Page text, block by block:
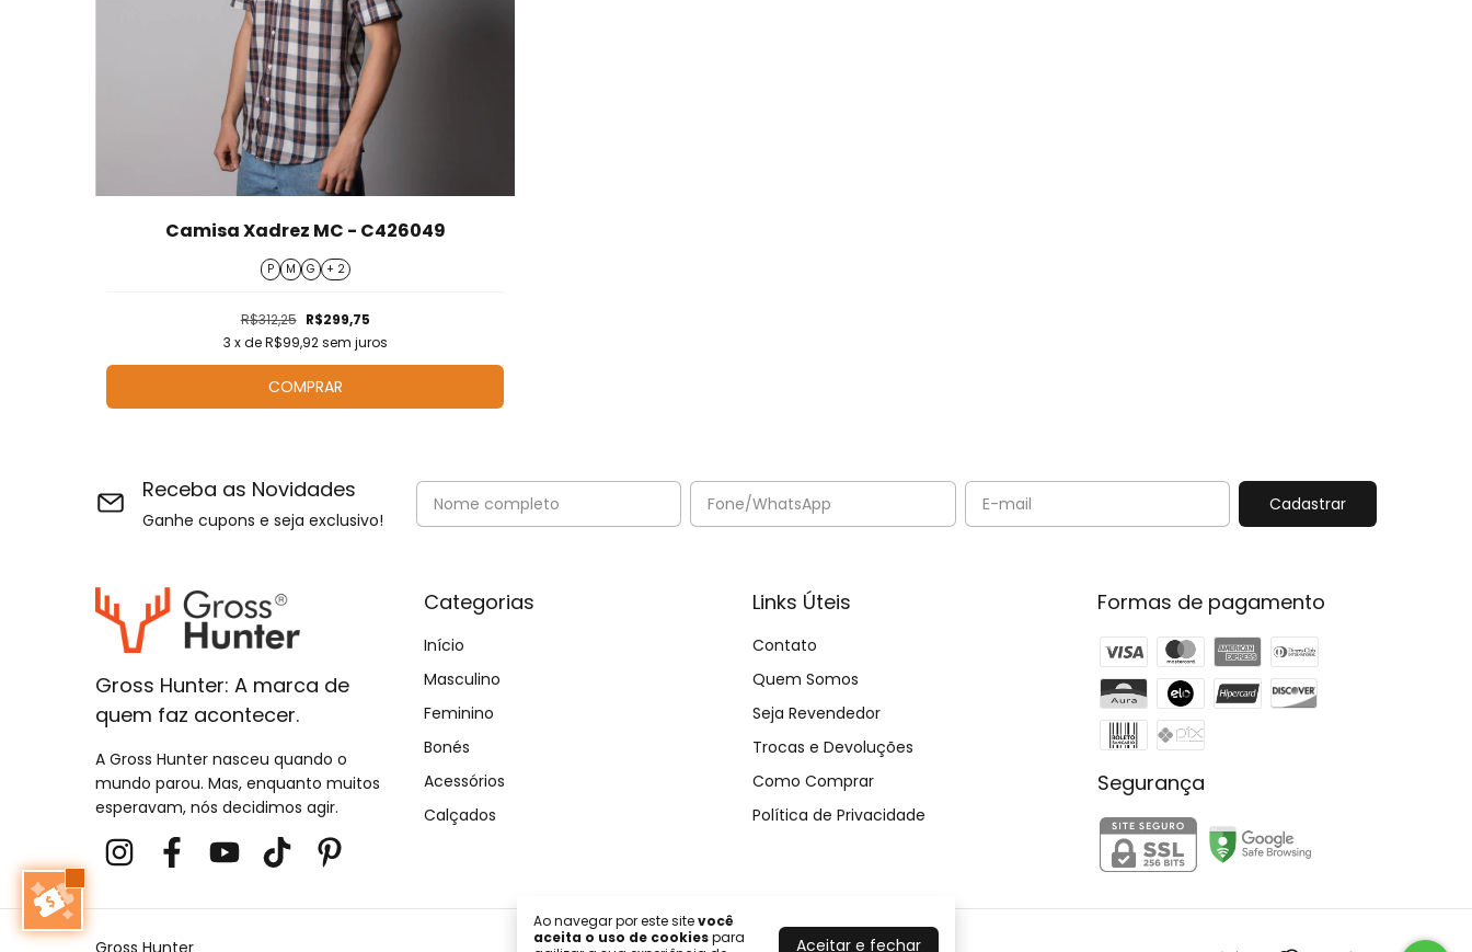
Ao navegar por este sitevocê
aceita o uso de cookiespara
Aceitar e fechar
Camisa Xadrez MC - C426049
P M G + 2
R$312,25 R$299,75
3 x deR$99,92sem juros
COMPRAR
Receba as Novidades
Ganhe cupons e seja exclusivo!
Gross Hunter: A marca de
quem faz acontecer.
A Gross Hunter nasceu quando o
mundo parou. Mas, enquanto muitos
esperavam, nós decidimos agir.
Categorias
Início
Masculino
Feminino
Bonés
Acessórios
Calçados
Links Úteis
Contato
Quem Somos
Seja Revendedor
Trocas e Devoluções
Como Comprar
Política de Privacidade
Formas de pagamento
Segurança